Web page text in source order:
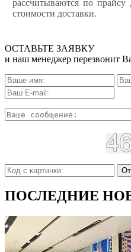
рассчитываются по прайсу
стоимости доставки.
ОСТАВЬТЕ ЗАЯВКУ
и наш менеджер перезвонит
ПОСЛЕДНИЕ